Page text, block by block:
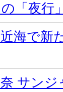
「夜行
海で新
サンジ